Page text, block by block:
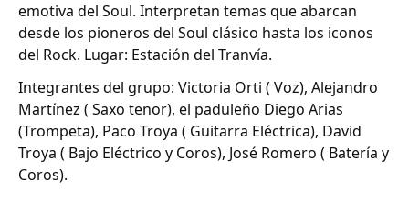
emotiva del Soul. Interpretan temas que abarcan
desde los pioneros del Soul clásico hasta los iconos
del Rock. Lugar: Estación del Tranvía.
Integrantes del grupo: Victoria Orti ( Voz), Alejandro
Martínez ( Saxo tenor), el paduleño Diego Arias
(Trompeta), Paco Troya ( Guitarra Eléctrica), David
Troya ( Bajo Eléctrico y Coros), José Romero ( Batería y
Coros).